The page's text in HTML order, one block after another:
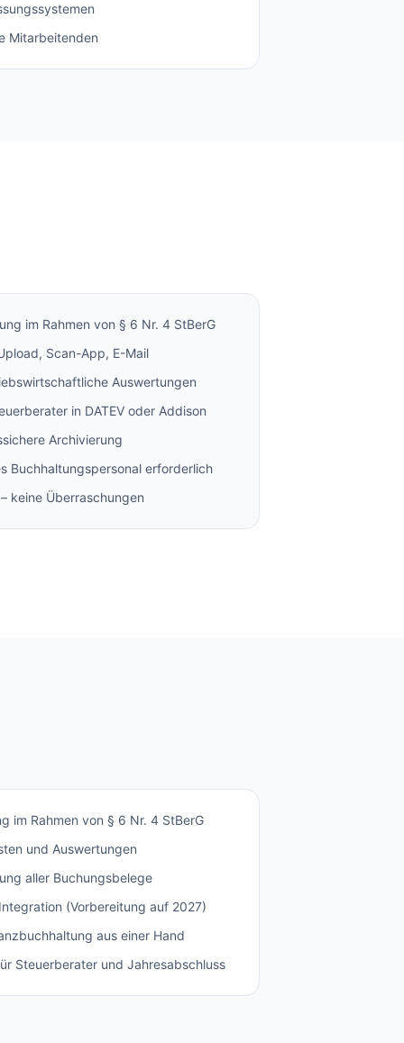
Mitarbeitenden
im Rahmen von § 6 Nr. 4 StBerG
Scan-App, E-Mail
Auswertungen
in DATEV oder Addison
Archivierung
Buchhaltungspersonal erforderlich
keine Überraschungen
im Rahmen von § 6 Nr. 4 StBerG
und Auswertungen
aller Buchungsbelege
(Vorbereitung auf 2027)
aus einer Hand
Steuerberater und Jahresabschluss